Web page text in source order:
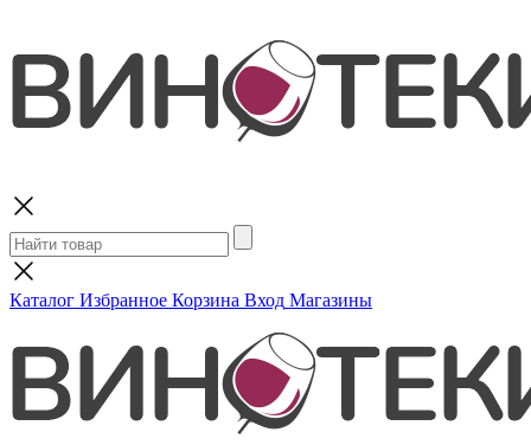
Каталог Избранное Корзина Вход Магазины